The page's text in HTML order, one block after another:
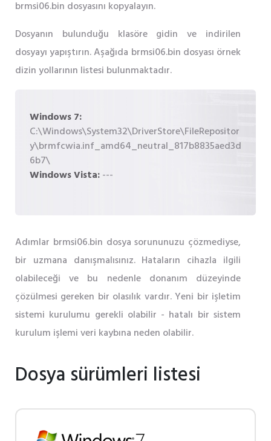
brmsi06.bin dosyasını kopyalayın.
Dosyanın bulunduğu klasöre gidin ve indirilen
dosyayı yapıştırın. Aşağıda brmsi06.bin dosyası örnek
dizin yollarının listesi bulunmaktadır.
Windows 7:
C:\Windows\System32\DriverStore\FileRepositor
y\brmfcwia.inf_amd64_neutral_817b8835aed3d
6b7\
Windows Vista:---
Adımlar brmsi06.bin dosya sorununuzu çözmediyse,
bir uzmana danışmalısınız. Hataların cihazla ilgili
olabileceği ve bu nedenle donanım düzeyinde
çözülmesi gereken bir olasılık vardır. Yeni bir işletim
sistemi kurulumu gerekli olabilir - hatalı bir sistem
kurulum işlemi veri kaybına neden olabilir.
Dosya sürümleri listesi